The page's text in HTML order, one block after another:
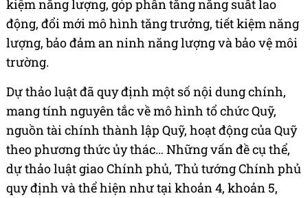
kiệm năng lượng, góp phần tăng năng suất lao
động, đổi mới mô hình tăng trưởng, tiết kiệm năng
lượng, bảo đảm an ninh năng lượng và bảo vệ môi
trường.
Dự thảo luật đã quy định một số nội dung chính,
mang tính nguyên tắc về mô hình tổ chức Quỹ,
nguồn tài chính thành lập Quỹ, hoạt động của Quỹ
theo phương thức ủy thác… Những vấn đề cụ thể,
dự thảo luật giao Chính phủ, Thủ tướng Chính phủ
quy định và thể hiện như tại khoản 4, khoản 5,